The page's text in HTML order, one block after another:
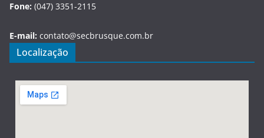
Fone: (047) 3351-2115
E-mail: contato@secbrusque.com.br
Localização